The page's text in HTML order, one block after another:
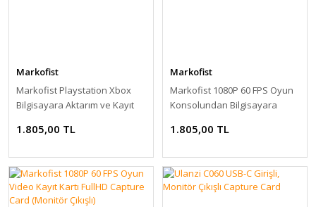
Markofist
Markofist Playstation Xbox
Bilgisayara Aktarım ve Kayıt
Capture Card (Monitör Çıkışlı)
1.805,00 TL
Markofist
Markofist 1080P 60 FPS Oyun
Konsolundan Bilgisayara
Card (Monitör Çıkışlı)
1.805,00 TL